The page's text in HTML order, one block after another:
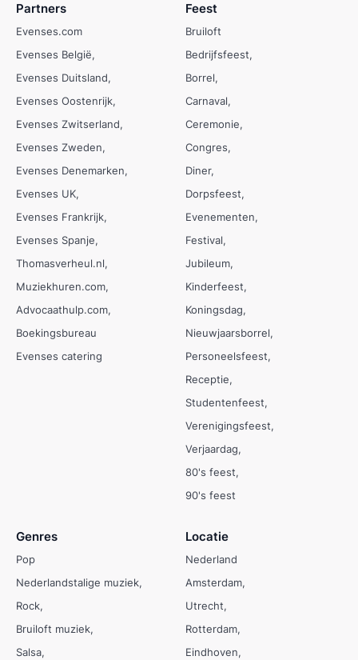
Partners
Evenses.com
Evenses België
Evenses Duitsland
Evenses Oostenrijk
Evenses Zwitserland
Evenses Zweden
Evenses Denemarken
Evenses UK
Evenses Frankrijk
Evenses Spanje
Thomasverheul.nl
Muziekhuren.com
Advocaathulp.com
Boekingsbureau
Evenses catering
Feest
Bruiloft
Bedrijfsfeest
Borrel
Carnaval
Ceremonie
Congres
Diner
Dorpsfeest
Evenementen
Festival
Jubileum
Kinderfeest
Koningsdag
Nieuwjaarsborrel
Personeelsfeest
Receptie
Studentenfeest
Verenigingsfeest
Verjaardag
80's feest
90's feest
Genres
Pop
Nederlandstalige muziek
Rock
Bruiloft muziek
Salsa
Locatie
Nederland
Amsterdam
Utrecht
Rotterdam
Eindhoven